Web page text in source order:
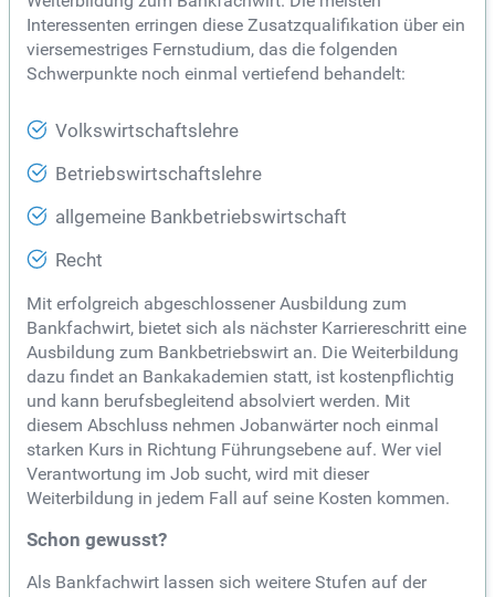
Interessenten erringen diese Zusatzqualifikation über ein
viersemestriges Fernstudium, das die folgenden
Schwerpunkte noch einmal vertiefend behandelt:
Volkswirtschaftslehre
Betriebswirtschaftslehre
allgemeine Bankbetriebswirtschaft
Recht
Mit erfolgreich abgeschlossener Ausbildung zum
Bankfachwirt, bietet sich als nächster Karriereschritt eine
Ausbildung zum Bankbetriebswirt an. Die Weiterbildung
dazu findet an Bankakademien statt, ist kostenpflichtig
und kann berufsbegleitend absolviert werden. Mit
diesem Abschluss nehmen Jobanwärter noch einmal
starken Kurs in Richtung Führungsebene auf. Wer viel
Verantwortung im Job sucht, wird mit dieser
Weiterbildung in jedem Fall auf seine Kosten kommen.
Schon gewusst?
Als Bankfachwirt lassen sich weitere Stufen auf der